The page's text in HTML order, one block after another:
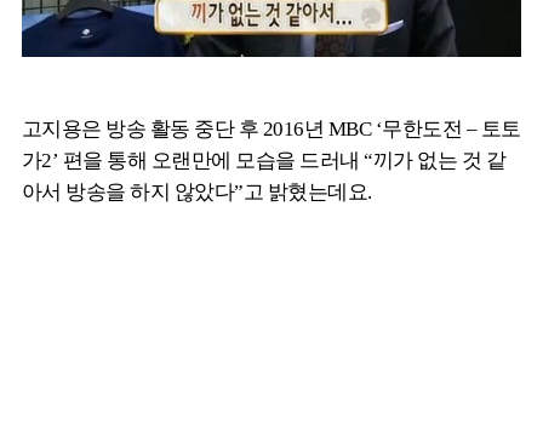
고지용은 방송 활동 중단 후 2016년 MBC ‘무한도전 – 토토
가2’ 편을 통해 오랜만에 모습을 드러내 “끼가 없는 것 같
아서 방송을 하지 않았다”고 밝혔는데요.